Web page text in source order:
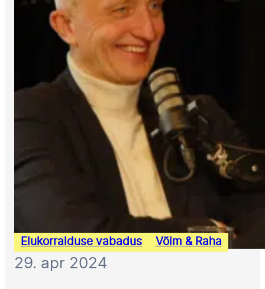
Elukorralduse vabadus Võim & Raha
29. apr 2024